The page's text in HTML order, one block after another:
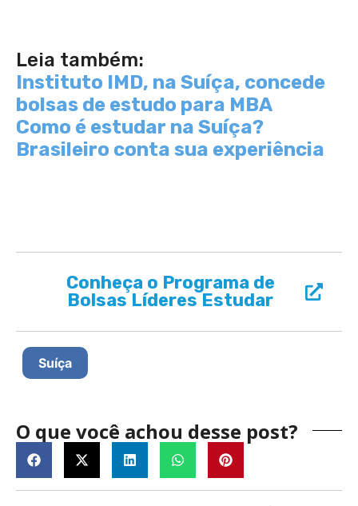
Leia também:
Instituto IMD, na Suíça, concede
bolsas de estudo para MBA
Como é estudar na Suíça?
Brasileiro conta sua experiência
Conheça o Programa de
Bolsas Líderes Estudar
Suíça
O que você achou desse post?